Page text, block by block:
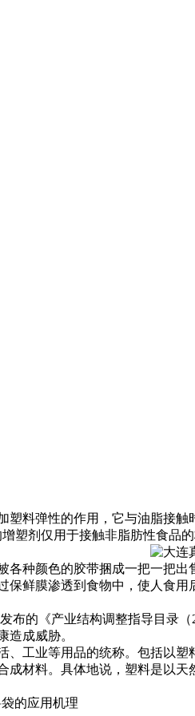
料弹性的作用，它与油脂接
塑剂仅用于接触非脂肪性食品
种颜色的胶带捆成一把一把
鲜膜渗透到食物中，使人食
布的《产业结构调整指导目录
造成威胁。
工业等用品的统称。包括以
材料。具体地说，塑料是以
的应用机理